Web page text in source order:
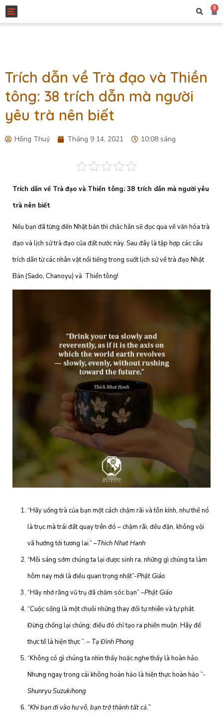
Toggle navigation 0
Trích dẫn về Trà đạo và Thiền
tông: 38 trích dẫn mà người
yêu trà nên biết
Hồng Thuỷ Tháng 9 14, 2021 10:08 sáng
Trích dẫn về Trà đạo và Thiền tông: 38 trích dẫn mà người yêu
trà nên biết
Nếu bạn đã từng đến Nhật bản thì chắc hẳn sẽ đọc qua về văn hóa trà
đạo và lịch sử trà đạo của đất nước này. Sau đây là tập hợp các câu
trích dẫn từ các nhân vật nổi tiếng trong suốt lịch sử về trà đạo Nhật
Bản (Sado, Chanoyu) và Thiền tông!
“Hãy uống trà của bạn một cách chậm rãi và tôn kính, như thể nó
là trục mà trái đất quay trên đó – chậm rãi, đều đặn, không vội
vã hướng tới tương lai.” –Thich Nhat Hanh
“Mỗi sáng sớm chúng ta lại được sinh ra, những gì chúng ta làm
hôm nay mới là điều quan trọng nhất”-Phật Giáo
“Hãy nhớ rằng vũ trụ đã chăm sóc bạn” –Phật Giáo
“Cuộc sống là một chuỗi những thay đổi tự nhiên và tự phát.
Đừng chống lại chúng; điều đó chỉ tạo ra phiền muộn. Hãy để
thực tế là hiện thực ”. – Tạ Đình Phong
“Không có gì chúng ta nhìn thấy hoặc nghe thấy là hoàn hảo.
Nhưng ngay trong cái không hoàn hảo là hiện thực hoàn hảo ”-
Shunryu Suzukihong
“Khi bạn đi vào hư vô, bạn trở thành tất cả.”